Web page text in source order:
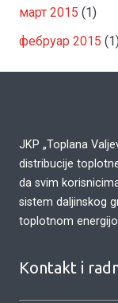
март 2015 (1)
фебруар 2015
JKP „Toplana
distribucije
da svim
sistem daljinskog
toplotnom
Kontakt i